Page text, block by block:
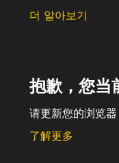
더 알아보기
抱歉，您当
请更新您的浏览器
了解更多